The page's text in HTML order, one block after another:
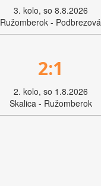
3. kolo, so 8.8.2026
Ružomberok - Podbrezová
2:1
2. kolo, so 1.8.2026
Skalica - Ružomberok